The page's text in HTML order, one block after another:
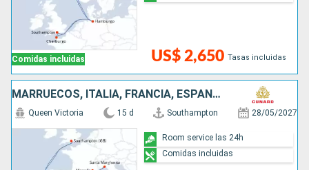
Comidas incluidas US$ 2,650 Tasas incluidas
MARRUECOS, ITALIA, FRANCIA, ESPAÑA, REINO UNIDO
Queen Victoria 15 d Southampton 28/05/2027
Room service las 24h
Comidas incluidas